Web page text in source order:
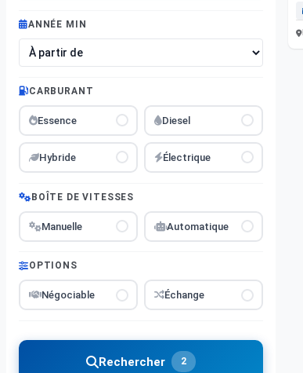
ANNÉE MIN
CARBURANT
Essence Diesel
Hybride Électrique
BOÎTE DE VITESSES
Manuelle Automatique
OPTIONS
Négociable Échange
Rechercher 2